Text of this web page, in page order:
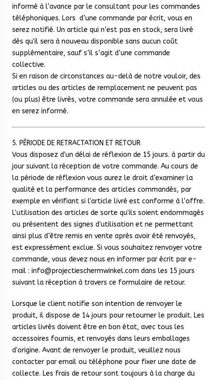
informé à l’avance par le consultant pour les commandes
téléphoniques. Lors d’une commande par écrit, vous en
serez notifié. Un article qui n’est pas en stock, sera livré
dès qu'il sera à nouveau disponible sans aucun coût
supplémentaire, sauf s’il s’agit d’une commande
collective.
Si en raison de circonstances au-delà de notre vouloir, des
articles ou des articles de remplacement ne peuvent pas
(ou plus) être livrés, votre commande sera annulée et vous
en serez informé.
5. PÉRIODE DE RETRACTATION ET RETOUR
Vous disposez d'un délai de réflexion de 15 jours. à partir du
jour suivant la réception de votre commande. Au cours de
la période de réflexion vous aurez le droit d’examiner la
qualité et la performance des articles commandés, par
exemple en vérifiant si l'article livré est conforme à l’offre.
L'utilisation des articles de sorte qu'ils soient endommagés
ou présentent des signes d'utilisation et ne permettant
ainsi plus d’être remis en vente après avoir été renvoyés,
est expressément exclue. Si vous souhaitez renvoyer votre
commande, vous devez nous en informer par écrit par e-
mail : info@projectieschermwinkel.com dans les 15 jours
suivant la réception à travers ce formulaire de retour.
Lorsque le client notifie son intention de renvoyer le
produit, il dispose de 14 jours pour retourner le produit. Les
articles livrés doivent être en bon état, avec tous les
accessoires fournis, et renvoyés dans leurs emballages
d'origine. Avant de renvoyer le produit, veuillez nous
contacter par email ou téléphone pour fixer une date de
collecte. Les frais de retour sont toujours à la charge du